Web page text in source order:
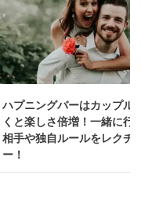
ハプニングバーはカップル
くと楽しさ倍増！一緒に行
相手や独自ルールをレクチ
ー！